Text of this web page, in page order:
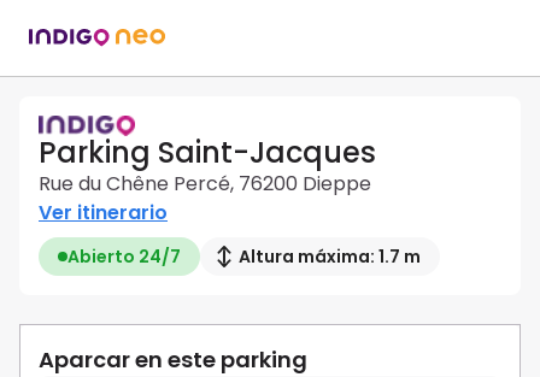
Parking Saint-Jacques
Rue du Chêne Percé, 76200 Dieppe
Ver itinerario
Abierto 24/7 Altura máxima: 1.7 m
Aparcar en este parking